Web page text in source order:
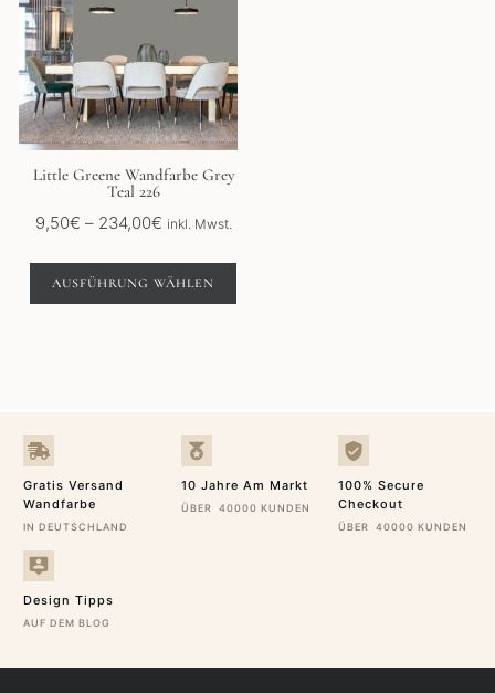
Little Greene Wandfarbe Grey
Teal 226
9,50€ – 234,00€Preisspanne:
bis
234,00€
inkl. Mwst.
AUSFÜHRUNG WÄHLEN
mehrere
auf.
Optionen
können
auf
der
Produktseite
gewählt
Gratis Versand
Wandfarbe
IN DEUTSCHLAND
10 Jahre Am Markt
ÜBER 40000 KUNDEN
100% Secure
Checkout
ÜBER 40000 KUNDEN
Design Tipps
AUF DEM BLOG